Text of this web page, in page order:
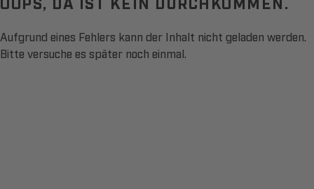
Aufgrund eines Fehlers kann der Inhalt nicht geladen werden.
Bitte versuche es später noch einmal.